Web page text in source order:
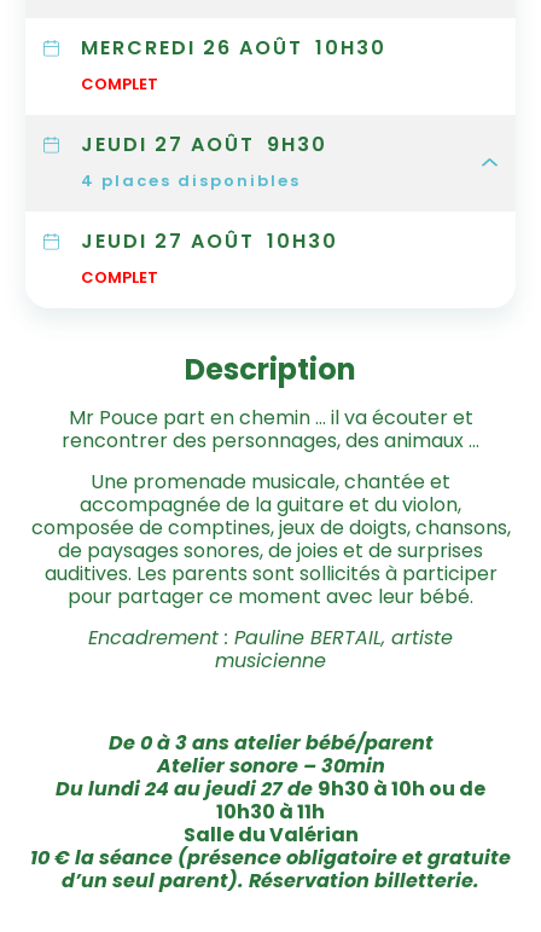
MERCREDI 26 AOÛT 10H30
COMPLET
JEUDI 27 AOÛT 9H30
4 places disponibles
JEUDI 27 AOÛT 10H30
COMPLET
Description
Mr Pouce part en chemin … il va écouter et
rencontrer des personnages, des animaux …
Une promenade musicale, chantée et
accompagnée de la guitare et du violon,
composée de comptines, jeux de doigts, chansons,
de paysages sonores, de joies et de surprises
auditives. Les parents sont sollicités à participer
pour partager ce moment avec leur bébé.
Encadrement : Pauline BERTAIL, artiste
musicienne
De 0 à 3 ansatelier bébé/parent
Atelier sonore – 30min
Du lundi 24 au jeudi 27 de 9h30 à 10h ou de
10h30 à 11h
Salle du Valérian
10 € la séance (présence obligatoire et gratuite
d’un seul parent). Réservation billetterie.